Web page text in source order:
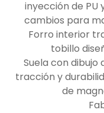
inyección de
cambios para
Forro interior
tobillo
Suela con dibujo
tracción y
de